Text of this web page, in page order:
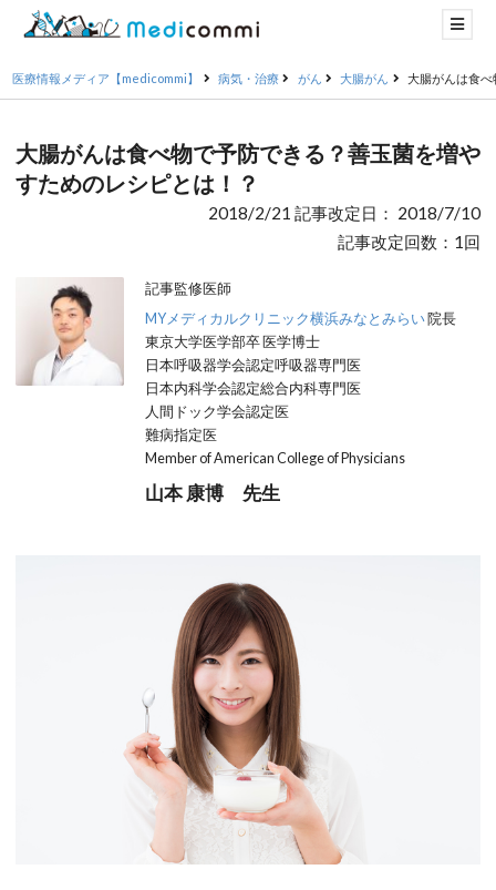
医療情報メディア【medicommi】 病気・治療 がん 大腸がん 大腸がんは食
大腸がんは食べ物で予防できる？善玉菌を増や
すためのレシピとは！？
2018/2/21 記事改定日： 2018/7/10
記事改定回数：1回
記事監修医師
MYメディカルクリニック横浜みなとみらい院長
東京大学医学部卒 医学博士
日本呼吸器学会認定呼吸器専門医
日本内科学会認定総合内科専門医
人間ドック学会認定医
難病指定医
Member of American College of Physicians
山本 康博 先生